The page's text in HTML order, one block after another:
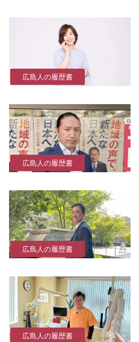
広島人の履歴書
広島人の履歴書
広島人の履歴書
広島人の履歴書